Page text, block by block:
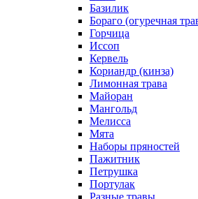
Базилик
Бораго (огуречная
Горчица
Иссоп
Кервель
Кориандр (кинза)
Лимонная трава
Майоран
Мангольд
Мелисса
Мята
Наборы пряностей
Пажитник
Петрушка
Портулак
Разные травы